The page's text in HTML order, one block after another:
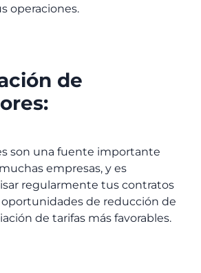
operaciones.
de
son una fuente importante
empresas, y es
regularmente tus contratos
de reducción de
de tarifas más favorables.